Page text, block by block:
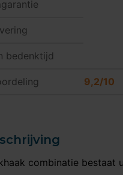
bedenktijd
9,2/10
combinatie bestaat